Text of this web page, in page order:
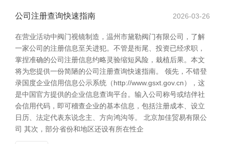
公司注册查询快速指南 2026-03-26
在营业活动中阀门视镜制造，温州市黛勒阀门有限公司，了解
一家公司的注册信息至关进犯。不管是衔尾、投资已经求职，
掌捏准确的公司注册信息约略灵验缩短风险，栽植后果。本文
将为您提供一份简陋的公司注册查询快速指南。 领先，不错登
录国度企业信用信息公示系统（http://www.gsxt.gov.cn），这
是中国官方提供的企业信息查询平台。输入公司称号或结伴社
会信用代码，即可稽查企业的基本信息，包括注册成本、设立
日历、法定代表东说念主、方向鸿沟等。 北京加佳贸易有限公
司 其次，部分省份和地区还设有所在性企